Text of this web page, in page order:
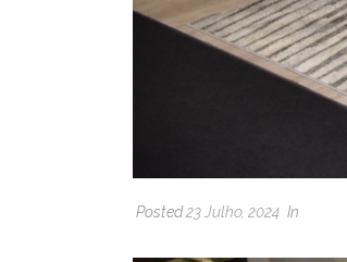
Posted23 Julho, 2024 In